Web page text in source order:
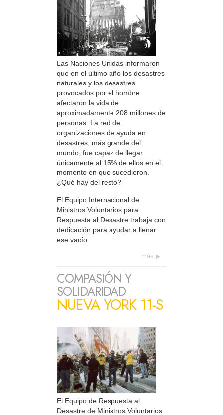
Las Naciones Unidas informaron
que en el último año los desastres
naturales y los desastres
provocados por el hombre
afectaron la vida de
aproximadamente 208 millones de
personas. La red de
organizaciones de ayuda en
desastres, más grande del
mundo, fue capaz de llegar
únicamente al 15% de ellos en el
momento en que sucedieron.
¿Qué hay del resto?
El Equipo Internacional de
Ministros Voluntarios para
Respuesta al Desastre trabaja con
dedicación para ayudar a llenar
ese vacío.
más
COMPASIÓN Y
SOLIDARIDAD
NUEVA YORK 11-S
El Equipo de Respuesta al
Desastre de Ministros Voluntarios